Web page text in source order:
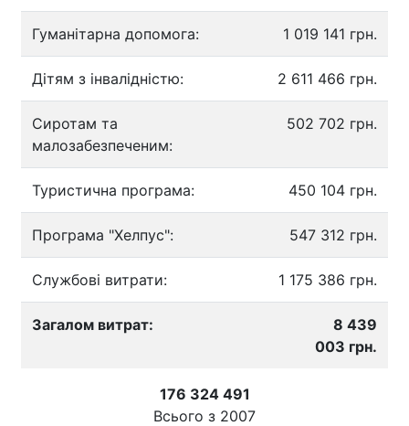
Гуманітарна допомога: 1 019 141 грн.
Дітям з інвалідністю: 2 611 466 грн.
Сиротам та
малозабезпеченим:
502 702 грн.
Туристична програма: 450 104 грн.
Програма "Хелпус": 547 312 грн.
Службові витрати: 1 175 386 грн.
Загалом витрат:
8 439
003 грн.
176 324 491
Всього з 2007